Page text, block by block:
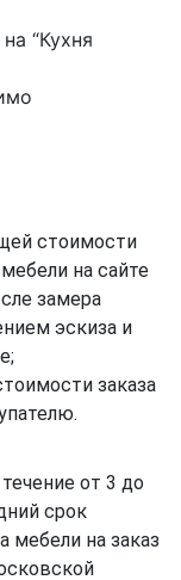
“Кухня
стоимости
на сайте
замера
эскиза и
заказа
от 3 до
срок
мебели на заказ